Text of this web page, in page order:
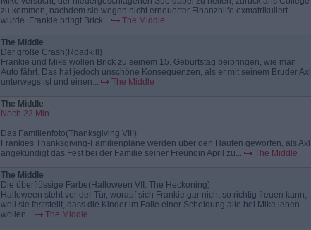
zu kommen, nachdem sie wegen nicht erneuerter Finanzhilfe exmatrikuliert
wurde. Frankie bringt Brick...
The Middle
The Middle
Der große Crash(Roadkill)
Frankie und Mike wollen Brick zu seinem 15. Geburtstag beibringen, wie man
Auto fährt. Das hat jedoch unschöne Konsequenzen, als er mit seinem Bruder Axl
unterwegs ist und einen...
The Middle
The Middle
Noch 22 Min.
Das Familienfoto(Thanksgiving VIII)
Frankies Thanksgiving-Familienpläne werden über den Haufen geworfen, als Axl
angekündigt das Fest bei der Familie seiner Freundin April zu...
The Middle
The Middle
Die überflüssige Farbe(Halloween VII: The Heckoning)
Halloween steht vor der Tür, worauf sich Frankie gar nicht so richtig freuen kann,
weil sie feststellt, dass die Kinder im Falle einer Scheidung alle bei Mike leben
wollen...
The Middle